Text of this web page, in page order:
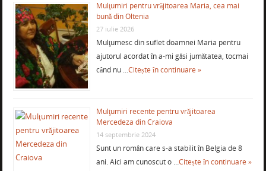
Mulţumiri pentru vrăjitoarea Maria, cea mai
bună din Oltenia
27 iulie 2026
Mulţumesc din suflet doamnei Maria pentru
ajutorul acordat în a-mi găsi jumătatea, tocmai
când nu …Citește în continuare »
Mulţumiri recente pentru vrăjitoarea
Mercedeza din Craiova
14 septembrie 2024
Sunt un român care s-a stabilit în Belgia de 8
ani. Aici am cunoscut o …Citește în continuare »